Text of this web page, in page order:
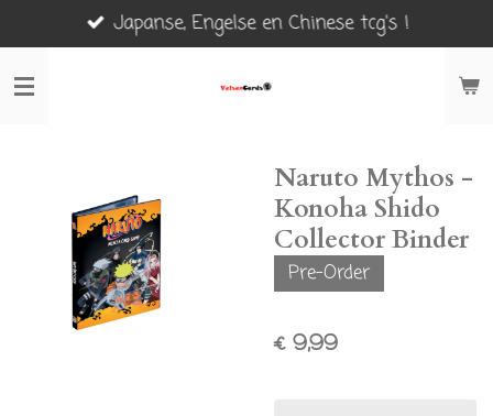
direct
naar
Japanse, Engelse en Chinese tcg's !
Naruto Mythos -
Konoha Shido
Collector Binder
Pre-Order
€ 9,99